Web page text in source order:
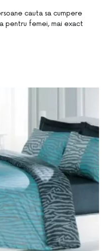
cauta sa cumpere
pentru femei, mai exact